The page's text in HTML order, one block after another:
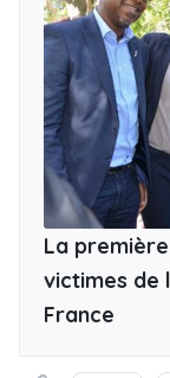
La
victimes de
France